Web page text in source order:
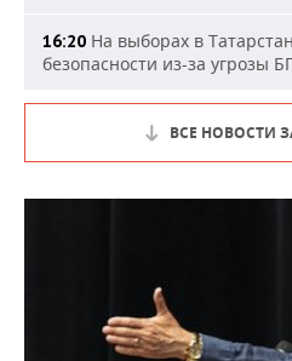
16:20 На выборах в
безопасности из-за угрозы
ВСЕ НОВОСТИ